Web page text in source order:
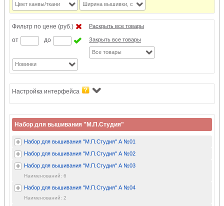
Цвет канвы/ткани Ширина вышивки, см
Фильтр по цене (руб.)
от
до
Раскрыть все товары
Закрыть все товары
Все товары
Новинки
Настройка интерфейса
Набор для вышивания "М.П.Студия"
Набор для вышивания "М.П.Студия" А №01
Набор для вышивания "М.П.Студия" А №02
Набор для вышивания "М.П.Студия" А №03
Наименований: 6
Набор для вышивания "М.П.Студия" А №04
Наименований: 2